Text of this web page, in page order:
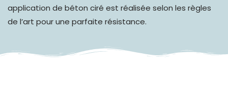
application de béton ciré est réalisée selon les règles
de l’art pour une parfaite résistance.